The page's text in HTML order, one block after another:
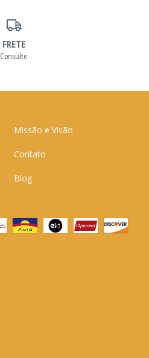
FRETE
Consulte
Missão e Visão
Contato
Blog